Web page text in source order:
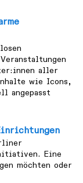
aller
wie Icons,
angepasst
Eine
möchten oder